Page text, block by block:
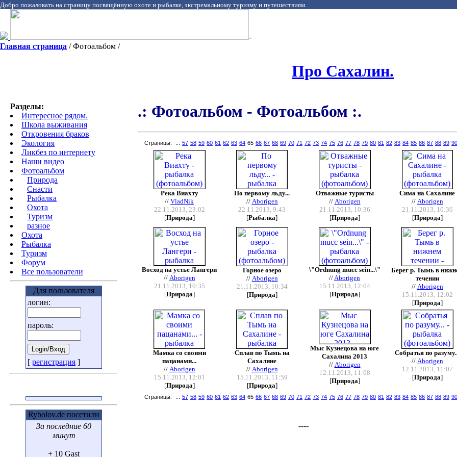
Добро пожаловать на страницу посвящённую охоте и рыбалке, экстремальному туризму и путешествиям.
-
Главная страница / Фотоальбом /
Про Сахалин.
Разделы:
Интересное рядом.
Школа выживания
Откровения браков
Экология
Ликбез по интернету
Наши видео
Фотоальбом
Природа
Cнасти
Рыбалка
Охота
Туризм
разное
Охота
Pыбалка
Туризм
Форум
Все пользователи
Для пользователя
логин:
пароль:
[ регистрация ]
Rybolov.de посетили
За последние 60
минут
+ 10 Gast
.: Фотоальбом - Фотоальбом :.
Страницы: 57 58 59 60 61 62 63 64 65 66 67 68 69 70 71 72 73 74 75 76 77 78 79 80 81 82 83 84 85 86 87 88 89 90
Река Виахту
// VladNik
22.11.2013, 23:02
[Природа]
По первому льду...
// Aborigen
22.11.2013, 9:43
[Рыбалка]
Отважные туристы
// Aborigen
21.11.2013, 10:36
[Природа]
Сима на Сахалине
// Aborigen
21.11.2013, 10:36
[Природа]
Восход на устье Лангери
// Aborigen
21.11.2013, 10:35
[Природа]
Горное озеро
// Aborigen
21.11.2013, 10:34
[Природа]
\"Ordnung mucc sein...\"
//Aborigen
15.11.2013, 12:04
[Природа]
Берег р. Тымь в
течении
// Aborigen
15.11.2013, 12:02
[Природа]
Мамка со своими
пацанами...
// Aborigen
15.11.2013, 12:01
[Природа]
Сплав по Тымь на
Сахалине
// Aborigen
15.11.2013, 11:59
[Природа]
Мыс Кузнецова на юге
Сахалина 2013
// Aborigen
12.11.2013, 11:08
[Природа]
Собратья по
// Aborigen
12.11.2013, 11:07
[Природа]
Страницы: 57 58 59 60 61 62 63 64 65 66 67 68 69 70 71 72 73 74 75 76 77 78 79 80 81 82 83 84 85 86 87 88 89 90
----